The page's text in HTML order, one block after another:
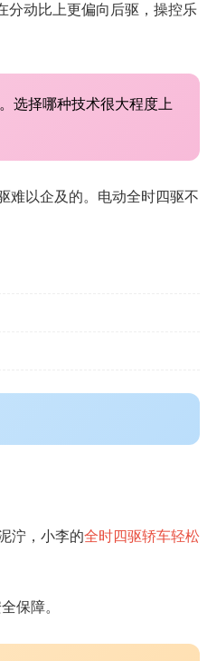
分动比上更偏向后驱，操控乐
选择哪种技术很大程度上
难以企及的。电动全时四驱不
泞，小李的全时四驱轿车轻松
保障。